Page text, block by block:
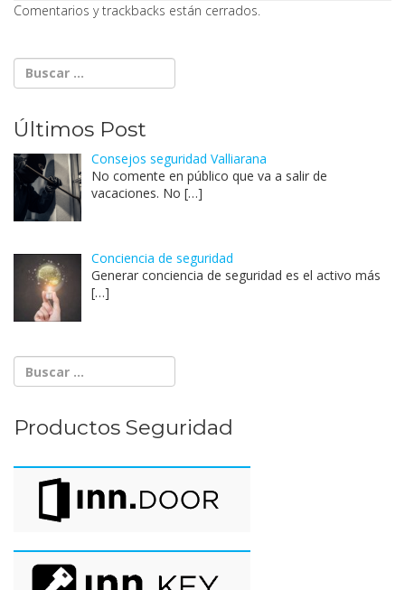
Comentarios y trackbacks están cerrados.
Últimos Post
Consejos seguridad Valliarana
No comente en público que va a salir de
vacaciones. No […]
Conciencia de seguridad
Generar conciencia de seguridad es el activo más
[…]
Productos Seguridad